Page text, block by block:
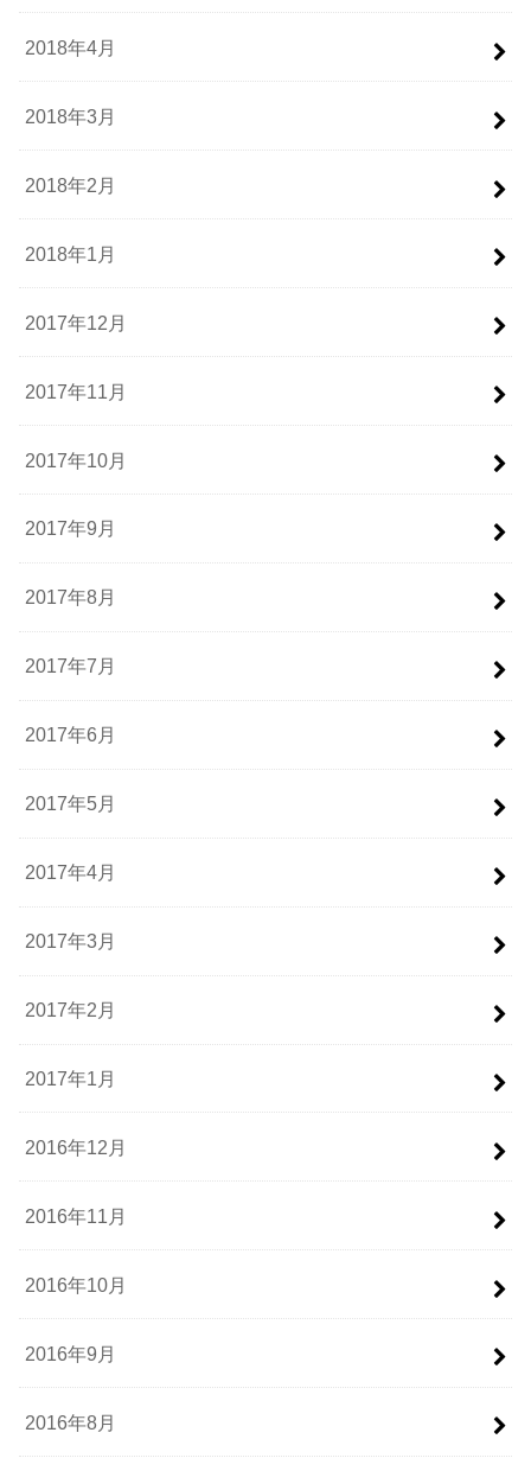
2018年4月
2018年3月
2018年2月
2018年1月
2017年12月
2017年11月
2017年10月
2017年9月
2017年8月
2017年7月
2017年6月
2017年5月
2017年4月
2017年3月
2017年2月
2017年1月
2016年12月
2016年11月
2016年10月
2016年9月
2016年8月